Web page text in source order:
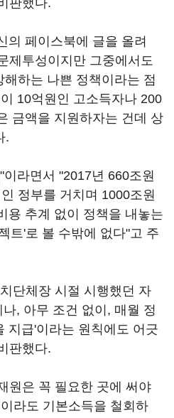
판했다.
의 페이스북에 글을 올려
제투성이지만 그중에서도
하는 나쁜 정책이라는 점
10억원인 고소득자나 200
금액을 지원하자는 건데 상
.
라면서 "2017년 660조원
정부를 거치며 1000조원
용 추계 없이 정책을 내놓는
트'로 볼 수밖에 없다"고 주
단체장 시절 시행했던 자
, 아무 조건 없이, 매월 정
지급'이라는 원칙에도 어긋
판했다.
원은 꼭 필요한 곳에 써야
라도 기본소득을 철회하